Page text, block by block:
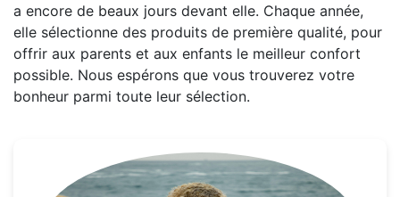
a encore de beaux jours devant elle. Chaque année,
elle sélectionne des produits de première qualité, pour
offrir aux parents et aux enfants le meilleur confort
possible. Nous espérons que vous trouverez votre
bonheur parmi toute leur sélection.